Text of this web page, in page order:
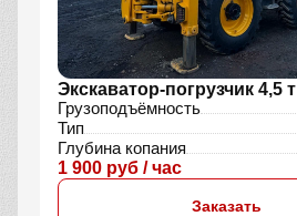
Экскаватор-погрузчик 4,5 т
Грузоподъёмность
Тип
Глубина копания
1 900 руб / час
Заказать